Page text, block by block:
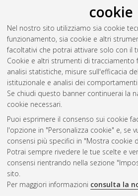
cookie
Nel nostro sito utilizziamo sia cookie
funzionamento, sia cookie e altri
facoltativi che potrai attivare solo con il
Cookie e altri strumenti di tracciamento
analisi statistiche, misure sull'efficacia
istituzionale e analisi dei
Se chiudi questo banner continuerai la
cookie necessari.
Puoi esprimere il consenso sui cookie
l'opzione in "Personalizza cookie" e, se
consensi più specifici in "Mostra cookie
Potrai sempre rivedere le tue scelte e
consensi rientrando nella sezione
sito.
Per maggiori informazioni consulta la
(2014)Modalità
[Laurea magistrale], Università di
Chimica industriale [LM-DM270],
riservato.
Questa lista e' stata generata il
Atom
Rss 1.0
Rss 2.0
AMS Laurea